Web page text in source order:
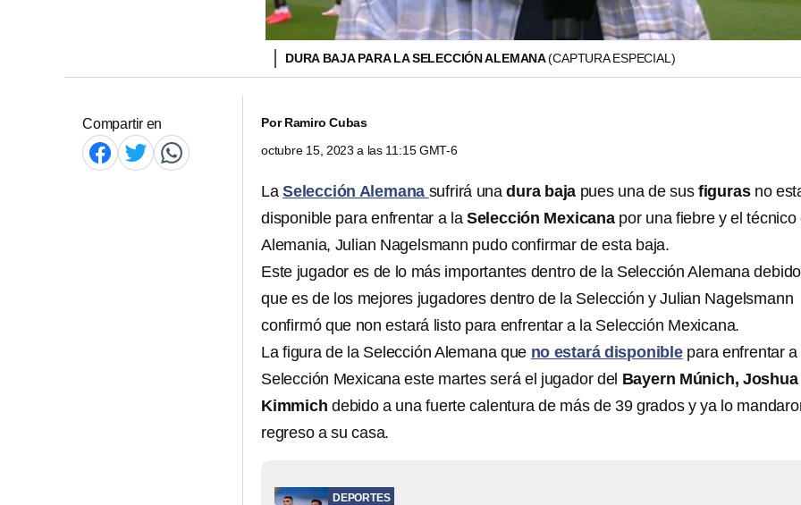
DURA BAJA PARA LA SELECCIÓN ALEMANA(CAPTURA ESPECIAL)
Compartir en PorRamiro Cubas
octubre 15, 2023 a las 11:15 GMT-6
La Selección Alemana sufrirá unadura baja pues una de susfiguras no
disponible para enfrentar a la Selección Mexicana por una fiebre y el técnico
Alemania, Julian Nagelsmann pudo confirmar de esta baja.
Este jugador es de lo más importantes dentro de la Selección Alemana
que es de los mejores jugadores dentro de la Selección y Julian Nagelsmann
confirmó que non estará listo para enfrentar a la Selección Mexicana.
La figura de la Selección Alemana que no estará disponiblepara enfrentar a
Selección Mexicana este martes será el jugador del Bayern Múnich, Joshua
Kimmich debido a una fuerte calentura de más de 39 grados y ya lo
regreso a su casa.
DEPORTES